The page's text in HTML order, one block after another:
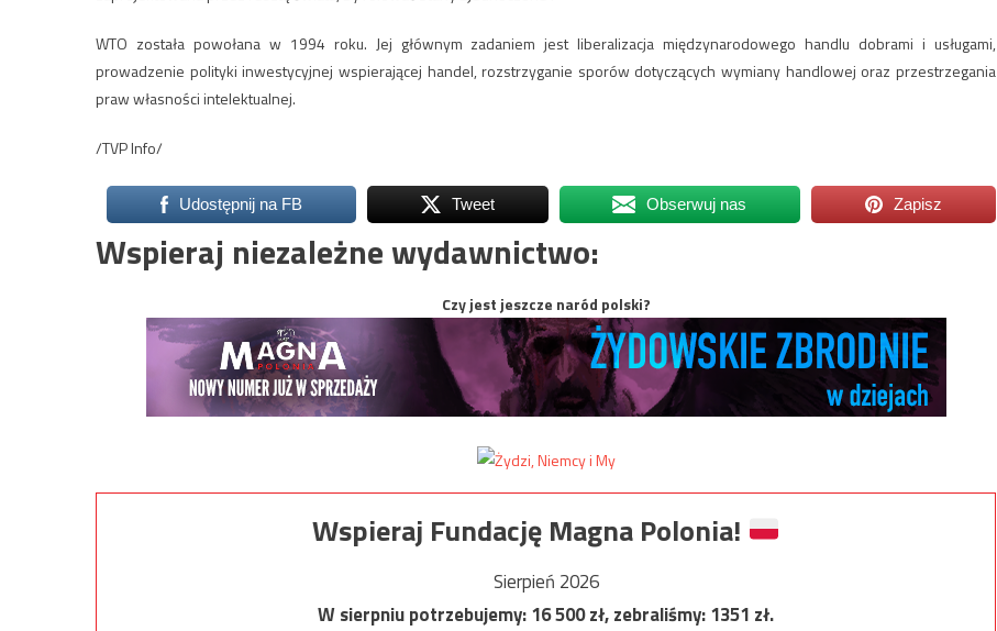
WTO została powołana w 1994 roku. Jej głównym zadaniem jest liberalizacja międzynarodowego handlu dobrami i usługami,
prowadzenie polityki inwestycyjnej wspierającej handel, rozstrzyganie sporów dotyczących wymiany handlowej oraz przestrzegania
praw własności intelektualnej.
/TVP Info/
Udostępnij na FB Tweet Obserwuj nas Zapisz
Wspieraj niezależne wydawnictwo:
Czy jest jeszcze naród polski?
Wspieraj Fundację Magna Polonia!
Sierpień 2026
W sierpniu potrzebujemy:16 500zł, zebraliśmy:1351 zł.